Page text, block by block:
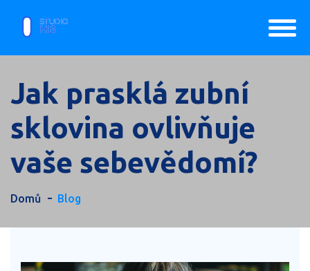
Jak prasklá zubní
sklovina ovlivňuje
vaše sebevědomí?
Domů Blog